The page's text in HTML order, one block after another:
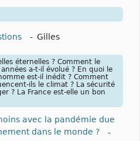
- Gilles
éternelles ? Comment le
a-t-il évolué ? En quoi le
est-il inédit ? Comment
ils le climat ? La sécurité
? La France est-elle un bon
avec la pandémie due
dans le monde ?
-